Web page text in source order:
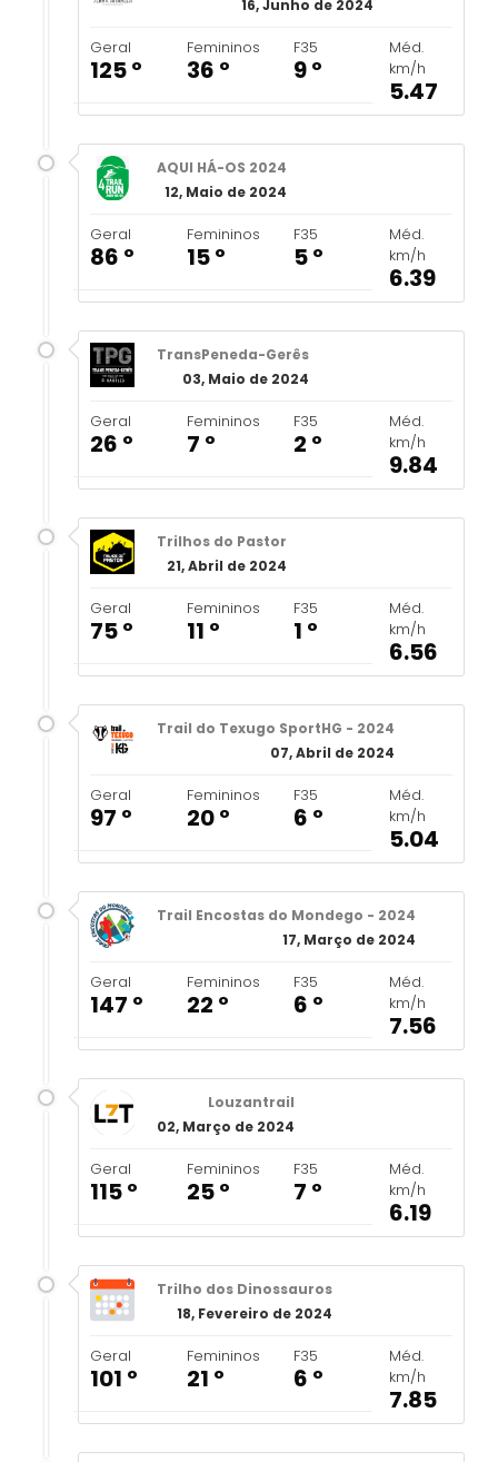
16, Junho de 2024
Geral
125 º
Femininos
36 º
F35
9 º
Méd.
km/h
5.47
AQUI HÁ-OS 2024
12, Maio de 2024
Geral
86 º
Femininos
15 º
F35
5 º
Méd.
km/h
6.39
TransPeneda-Gerês
03, Maio de 2024
Geral
26 º
Femininos
7 º
F35
2 º
Méd.
km/h
9.84
Trilhos do Pastor
21, Abril de 2024
Geral
75 º
Femininos
11 º
F35
1 º
Méd.
km/h
6.56
Trail do Texugo SportHG - 2024
07, Abril de 2024
Geral
97 º
Femininos
20 º
F35
6 º
Méd.
km/h
5.04
Trail Encostas do Mondego - 2024
17, Março de 2024
Geral
147 º
Femininos
22 º
F35
6 º
Méd.
km/h
7.56
Louzantrail
02, Março de 2024
Geral
115 º
Femininos
25 º
F35
7 º
Méd.
km/h
6.19
Trilho dos Dinossauros
18, Fevereiro de 2024
Geral
101 º
Femininos
21 º
F35
6 º
Méd.
km/h
7.85